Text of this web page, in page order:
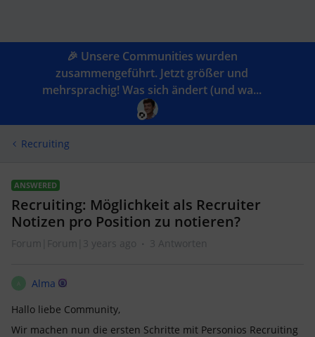
🎉 Unsere Communities wurden
zusammengeführt. Jetzt größer und
mehrsprachig! Was sich ändert (und wa...
Recruiting
ANSWERED
Recruiting: Möglichkeit als Recruiter
Notizen pro Position zu notieren?
Forum|Forum|3 years ago 3 Antworten
A
Alma
Hallo liebe Community,
Wir machen nun die ersten Schritte mit Personios Recruiting